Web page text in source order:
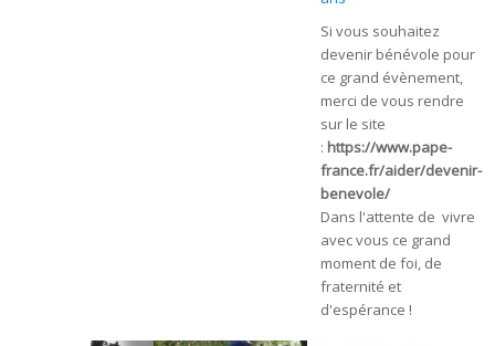
Si vous souhaitez
devenir bénévole pour
ce grand évènement,
merci de vous rendre
sur le site
: https://www.pape-
france.fr/aider/devenir-
benevole/
Dans l'attente de vivre
avec vous ce grand
moment de foi, de
fraternité et
d'espérance !